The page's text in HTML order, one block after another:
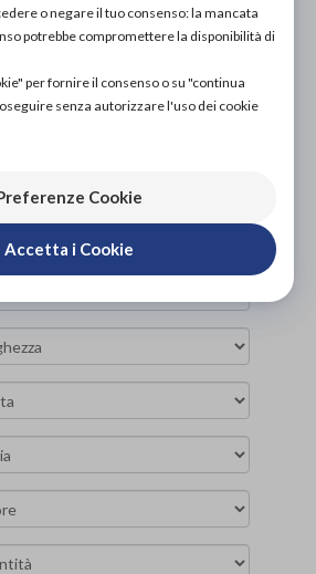
sedia a rotelle.
IN NEGOZIO
IN NEGOZIO
o negare il tuo consenso: la mancata
potrebbe compromettere la disponibilità di
per fornire il consenso o su "continua
senza autorizzare l'uso dei cookie
Cookie
Accetta i Cookie